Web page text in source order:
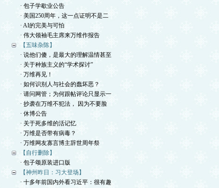
· 包子学歇业公告
· 美国250周年，这一点证明不是二
· AI的完美与可怕
· 伟大领袖毛主席来万维作报告
【五味杂陈】
· 说他们傻，是最大的理解温情甚至
· 关于种族主义的“学术探讨”
· 万维再见！
· 如何识别人与社会的蠢坏恶？
· 请问网管；为何跟帖评论只显示一
· 抄袭在万维不犯法， 因为不要脸
· 休博公告
· 关于死多维的活记忆
· 万维是否带有病毒？
· 万维网友寡言博主辞世周年祭
【自行删除】
· 包子颂原装进口版
【神州昨日：习大登场】
· 十多年前国内外看习近平：很有趣